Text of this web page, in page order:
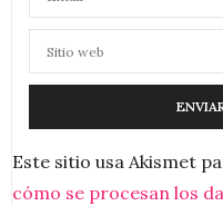
Este sitio usa Akismet
cómo se procesan los